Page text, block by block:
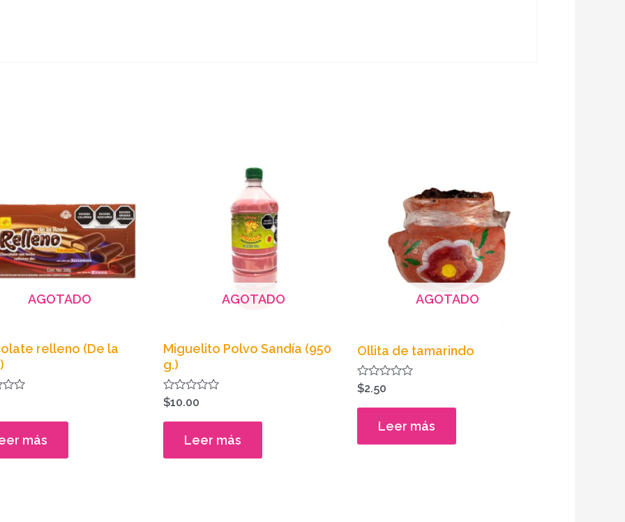
AGOTADO
relleno (De la
más
AGOTADO
Miguelito Polvo Sandía (950
g.)
Valorado
en
0
$10.00
Leer más
AGOTADO
Ollita de tamarindo
Valorado
en
0
$2.50
Leer más